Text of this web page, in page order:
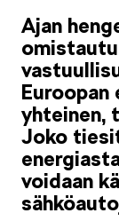
Ajan
yhteinen,
Joko
voidaan